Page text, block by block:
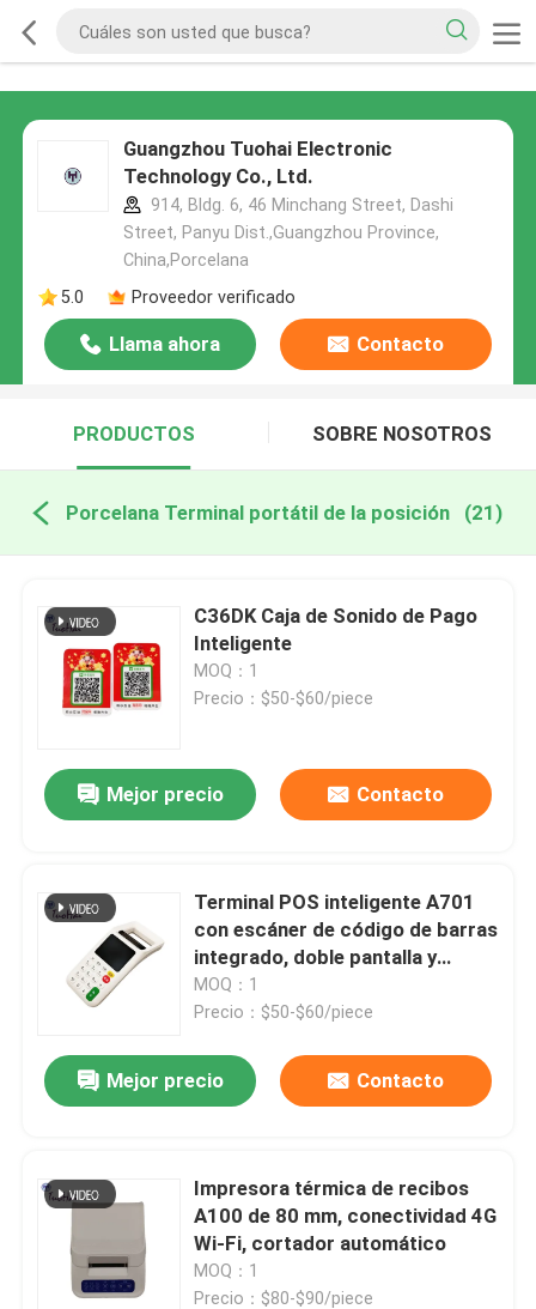
Guangzhou Tuohai Electronic
Technology Co., Ltd.
914, Bldg. 6, 46 Minchang Street, Dashi
Street, Panyu Dist.,Guangzhou Province,
China,Porcelana
5.0
Proveedor verificado
Llama ahora Contacto
PRODUCTOS SOBRE NOSOTROS
Porcelana Terminal portátil de la posición (21)
C36DK Caja de Sonido de Pago
Inteligente
MOQ：1
Precio：$50-$60/piece
Mejor precio Contacto
Terminal POS inteligente A701
con escáner de código de barras
integrado, doble pantalla y
pagos 4G seguros
MOQ：1
Precio：$50-$60/piece
Mejor precio Contacto
Impresora térmica de recibos
A100 de 80 mm, conectividad 4G
Wi-Fi, cortador automático
MOQ：1
Precio：$80-$90/piece